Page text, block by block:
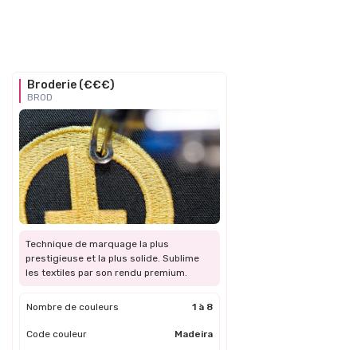
Broderie (€€€)
BROD
Technique de marquage la plus
prestigieuse et la plus solide. Sublime
les textiles par son rendu premium.
Nombre de couleurs 1 à 8
Code couleur Madeira